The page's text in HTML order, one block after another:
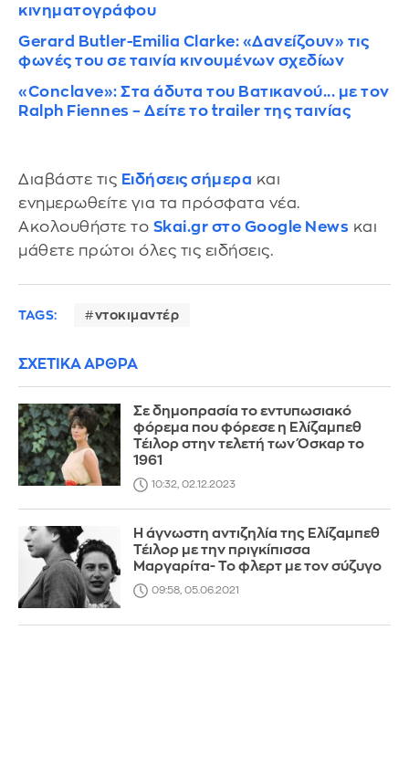
κινηματογράφου
Gerard Butler-Emilia Clarke: «Δανείζουν» τις
φωνές του σε ταινία κινουμένων σχεδίων
«Conclave»: Στα άδυτα του Βατικανού... με τον
Ralph Fiennes – Δείτε το trailer της ταινίας
Διαβάστε τις Ειδήσεις σήμερα και
ενημερωθείτε για τα πρόσφατα νέα.
Ακολουθήστε το Skai.gr στο Google News και
μάθετε πρώτοι όλες τις ειδήσεις.
TAGS: ντοκιμαντέρ
ΣΧΕΤΙΚΑ ΑΡΘΡΑ
Σε δημοπρασία το εντυπωσιακό
φόρεμα που φόρεσε η Ελίζαμπεθ
Τέιλορ στην τελετή των Όσκαρ το
1961
10:32, 02.12.2023
Η άγνωστη αντιζηλία της Ελίζαμπεθ
Τέιλορ με την πριγκίπισσα
Μαργαρίτα- Το φλερτ με τον σύζυγο
09:58, 05.06.2021